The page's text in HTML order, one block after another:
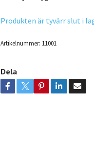
Produkten är tyvärr slut i
Artikelnummer: 11001
Dela